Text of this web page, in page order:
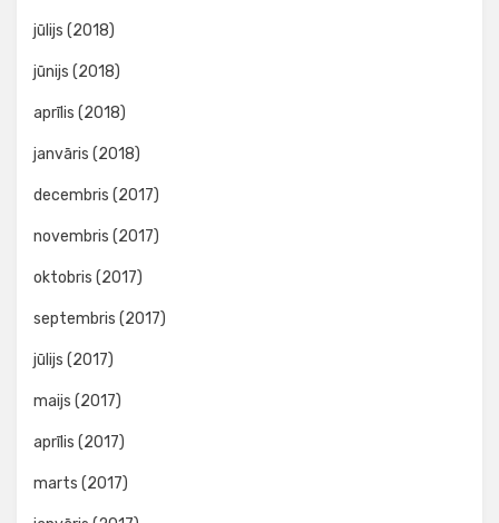
jūlijs (2018)
jūnijs (2018)
aprīlis (2018)
janvāris (2018)
decembris (2017)
novembris (2017)
oktobris (2017)
septembris (2017)
jūlijs (2017)
maijs (2017)
aprīlis (2017)
marts (2017)